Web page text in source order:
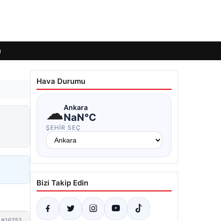
Hava Durumu
☁Ankara
NaN°C
ŞEHIR SEÇ
Bizi Takip Edin